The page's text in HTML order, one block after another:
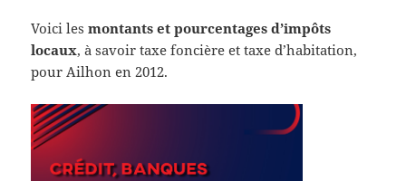
Voici lesmontants et pourcentages d’impôts
locaux, à savoir taxe foncière et taxe d’habitation,
pour Ailhon en 2012.